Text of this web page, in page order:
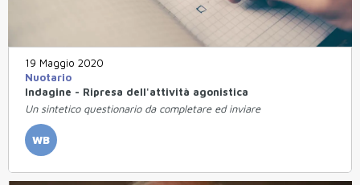
19 Maggio 2020
Nuotario
Indagine - Ripresa dell'attività agonistica
Un sintetico questionario da completare ed inviare
WB